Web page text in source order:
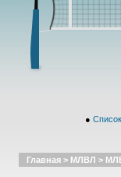
●
Главная > МЛВЛ >